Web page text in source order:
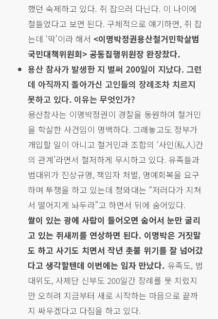
했던 숙제하고 있다. 쥐 잡으러 다닌다. 이 나이에
철들었다고 보면 된다. 구체적으로 얘기하면, 쥐 잡
는데 ‘딱’이라 해서 <이명박정권용산철거민학살범
국민대책위원회> 공동집행위원장 완장찼다.
용산 참사가 발생한 지 벌써 200일이 지났다. 그런
데 아직까지 돌아가신 고인들의 장례조차 치르지
못하고 있다. 이유는 무엇인가?
용산참사는 이명박정권이 경찰을 동원하여 철거민
을 학살한 사건임이 명백하다. 그래놓고도 정부가
개입할 일이 아니고 철거민과 조합의 ‘사인(私人)간
의 관계’라면서 철저하게 무시하고 있다. 유족들과
범대위가 진상규명, 책임자 처벌, 명예회복을 요구
하며 투쟁을 하고 있는데 청와대는 “저러다가 지쳐
서 떨어지게 놔두라”고 하면서 뒤에 숨어있다.
쌀이 있는 광에 사람이 들어오면 숨어서 눈만 굴리
고 있는 쥐새끼를 연상하면 된다. 이명박은 거짓말
도 하고 사기도 치면서 작년 촛불 위기를 잘 넘어갔
다고 생각할텐데 이번에는 임자 만났다. 유족도, 범
대위도, 사제단 신부도 200일간 장례를 못 치렀지
만 오히려 지금부터 새로 시작하는 마음으로 끝까
지 싸우겠다고 다짐을 하고 있다.